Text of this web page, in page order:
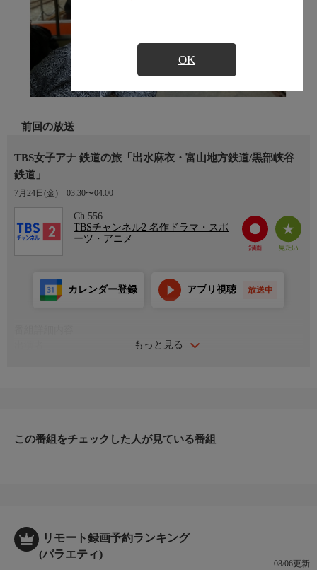
OK
前回の放送
TBS女子アナ 鉄道の旅「出水麻衣・富山地方鉄道/黒部峡谷
鉄道」
7月24日(金) 03:30〜04:00
Ch.556
TBSチャンネル2 名作ドラマ・スポ
ーツ・アニメ
もっと見る
カレンダー登録 アプリ視聴 放送中
る。始めに乗るのは「富山地方鉄道」。宇奈月温泉までの車中、
プロデューサー
矢島公紀
この番組をチェックした人が見ている番組
リモート録画予約ランキング
(バラエティ)
08/06更新